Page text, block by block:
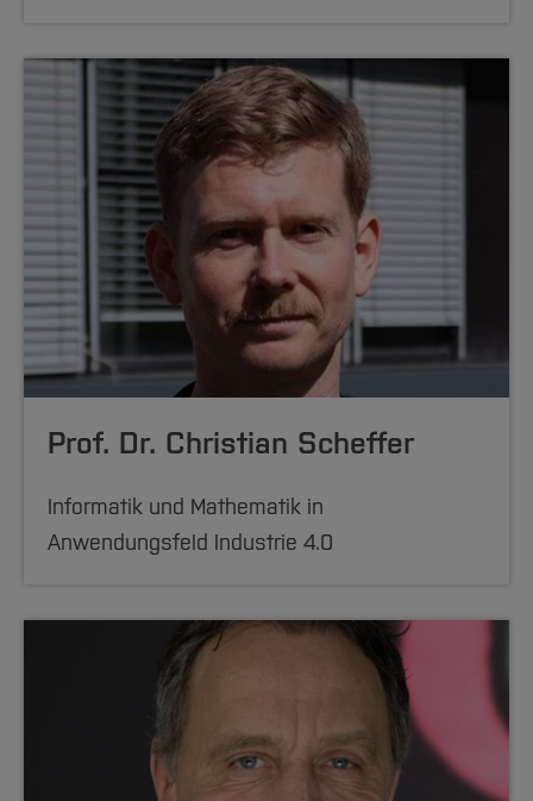
Prof. Dr. Christian Scheffer
Informatik und Mathematik in
Anwendungsfeld Industrie 4.0